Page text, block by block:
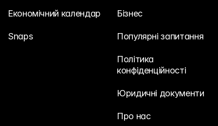
Економічний календар
Snaps
Бізнес
Популярні запитання
Політика
конфіденційності
Юридичні документи
Про нас